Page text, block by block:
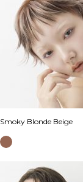
Smoky Blonde Beige